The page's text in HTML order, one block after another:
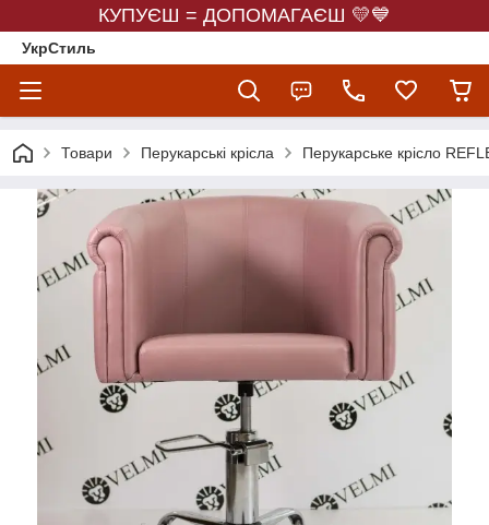
КУПУЄШ = ДОПОМАГАЄШ 💛💙
УкрСтиль
Товари Перукарські крісла Перукарське крісло